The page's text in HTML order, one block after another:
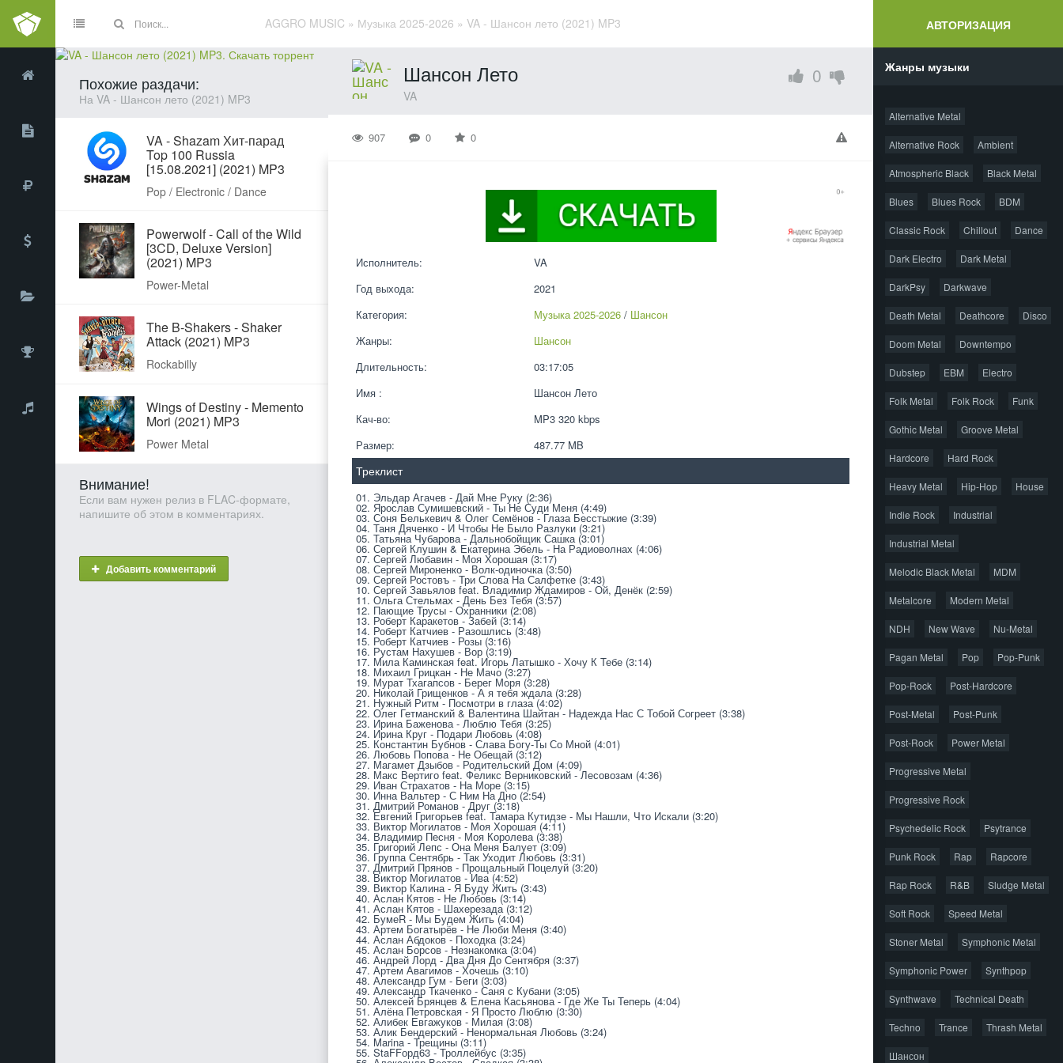
АВТОРИЗАЦИЯ
AGGRO MUSIC » Музыка 2025-2026 » VA - Шансон лето (2021) MP3
Шансон Лето
VA
0
907 0 0
Исполнитель:
VA
Год выхода:
2021
Категория:
Музыка 2025-2026 / Шансон
Жанры:
Шансон
Длительность:
03:17:05
Имя :
Шансон Лето
Кач-во:
MP3 320 kbps
Размер:
487.77 MB
Треклист
01. Эльдар Агачев - Дай Мне Руку (2:36)
02. Ярослав Сумишевский - Ты Не Суди Меня (4:49)
03. Соня Белькевич & Олег Семёнов - Глаза Бесстыжие (3:39)
04. Таня Дяченко - И Чтобы Не Было Разлуки (3:21)
05. Татьяна Чубарова - Дальнобойщик Сашка (3:01)
06. Сергей Клушин & Екатерина Эбель - На Радиоволнах (4:06)
07. Сергей Любавин - Моя Хорошая (3:17)
08. Сергей Мироненко - Волк-одиночка (3:50)
09. Сергей Ростовъ - Три Слова На Салфетке (3:43)
10. Сергей Завьялов feat. Владимир Ждамиров - Ой, Денёк (2:59)
11. Ольга Стельмах - День Без Тебя (3:57)
12. Пающие Трусы - Охранники (2:08)
13. Роберт Каракетов - Забей (3:14)
14. Роберт Катчиев - Разошлись (3:48)
15. Роберт Катчиев - Розы (3:16)
16. Рустам Нахушев - Вор (3:19)
17. Мила Каминская feat. Игорь Латышко - Хочу К Тебе (3:14)
18. Михаил Грицкан - Не Мачо (3:27)
19. Мурат Тхагапсов - Берег Моря (3:28)
20. Николай Грищенков - А я тебя ждала (3:28)
21. Нужный Ритм - Посмотри в глаза (4:02)
22. Олег Гетманский & Валентина Шайтан - Надежда Нас С Тобой Согреет (3:38)
23. Ирина Баженова - Люблю Тебя (3:25)
24. Ирина Круг - Подари Любовь (4:08)
25. Константин Бубнов - Слава Богу-Ты Со Мной (4:01)
26. Любовь Попова - Не Обещай (3:12)
27. Магамет Дзыбов - Родительский Дом (4:09)
28. Макс Вертиго feat. Феликс Верниковский - Лесовозам (4:36)
29. Иван Страхатов - На Море (3:15)
30. Инна Вальтер - С Ним На Дно (2:54)
31. Дмитрий Романов - Друг (3:18)
32. Евгений Григорьев feat. Тамара Кутидзе - Мы Нашли, Что Искали (3:20)
33. Виктор Могилатов - Моя Хорошая (4:11)
34. Владимир Песня - Моя Королева (3:38)
35. Григорий Лепс - Она Меня Балует (3:09)
36. Группа Сентябрь - Так Уходит Любовь (3:31)
37. Дмитрий Прянов - Прощальный Поцелуй (3:20)
38. Виктор Могилатов - Ива (4:52)
39. Виктор Калина - Я Буду Жить (3:43)
40. Аслан Кятов - Не Любовь (3:14)
41. Аслан Кятов - Шахерезада (3:12)
42. БумеR - Мы Будем Жить (4:04)
43. Артем Богатырёв - Не Люби Меня (3:40)
44. Аслан Абдоков - Походка (3:24)
45. Аслан Борсов - Незнакомка (3:04)
46. Андрей Лорд - Два Дня До Сентября (3:37)
47. Артем Авагимов - Хочешь (3:10)
48. Александр Гум - Беги (3:03)
49. Александр Ткаченко - Саня с Кубани (3:05)
50. Алексей Брянцев & Елена Касьянова - Где Же Ты Теперь (4:04)
51. Алёна Петровская - Я Просто Люблю (3:30)
52. Алибек Евгажуков - Милая (3:08)
53. Алик Бендерский - Ненормальная Любовь (3:24)
54. Marina - Трещины (3:11)
55. StaFFорд63 - Троллейбус (3:35)
Похожие раздачи:
На VA - Шансон лето (2021) MP3
VA - Shazam Хит-парад
Top 100 Russia
[15.08.2021] (2021) MP3
Pop / Electronic / Dance
Powerwolf - Call of the Wild
[3CD, Deluxe Version]
(2021) MP3
Power-Metal
The B-Shakers - Shaker
Attack (2021) MP3
Rockabilly
Wings of Destiny - Memento
Mori (2021) MP3
Power Metal
Внимание!
Если вам нужен релиз в FLAC-формате,
напишите об этом в комментариях.
Добавить комментарий
Жанры музыки
Alternative Metal
Alternative Rock Ambient
Atmospheric Black Black Metal
Blues Blues Rock BDM
Classic Rock Chillout Dance
Dark Electro Dark Metal
DarkPsy Darkwave
Death Metal Deathcore Disco
Doom Metal Downtempo
Dubstep EBM Electro
Folk Metal Folk Rock Funk
Gothic Metal Groove Metal
Hardcore Hard Rock
Heavy Metal Hip-Hop House
Indie Rock Industrial
Industrial Metal
Melodic Black Metal MDM
Metalcore Modern Metal
NDH New Wave Nu-Metal
Pagan Metal Pop Pop-Punk
Pop-Rock Post-Hardcore
Post-Metal Post-Punk
Post-Rock Power Metal
Progressive Metal
Progressive Rock
Psychedelic Rock Psytrance
Punk Rock Rap Rapcore
Rap Rock R&B Sludge Metal
Soft Rock Speed Metal
Stoner Metal Symphonic Metal
Symphonic Power Synthpop
Synthwave Technical Death
Techno Trance Thrash Metal
Шансон